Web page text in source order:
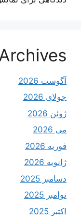
آگوست 2026
جولای 2026
ژوئن 2026
می 2026
فوریه 2026
ژانویه 2026
دسامبر 2025
نوامبر 2025
اکتبر 2025